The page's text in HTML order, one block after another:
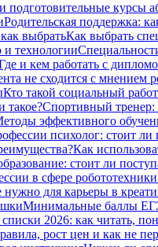
курсы
Родительская поддержка:
выбратьКак выбрать
технологии
и кем работать с
не сходится с мнением
Кто такой социальный
такое?Спортивный тренер:
эффективного
психолог: стоит ли
Как
стоит ли
в сфере
нужно для карьеры в
Минимальные баллы ЕГЭ
2026: как читать,
рост цен и как не